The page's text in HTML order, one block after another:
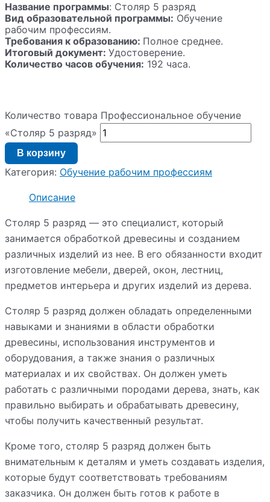
Название программы: Столяр 5 разряд
Вид образовательной программы: Обучение
рабочим профессиям.
Требования к образованию: Полное среднее.
Итоговый документ: Удостоверение.
Количество часов обучения: 192 часа.
Количество товара Профессиональное обучение
«Столяр 5 разряд»
В корзину
Категория: Обучение рабочим профессиям
Описание
Столяр 5 разряд — это специалист, который
занимается обработкой древесины и созданием
различных изделий из нее. В его обязанности входит
изготовление мебели, дверей, окон, лестниц,
предметов интерьера и других изделий из дерева.
Столяр 5 разряд должен обладать определенными
навыками и знаниями в области обработки
древесины, использования инструментов и
оборудования, а также знания о различных
материалах и их свойствах. Он должен уметь
работать с различными породами дерева, знать, как
правильно выбирать и обрабатывать древесину,
чтобы получить качественный результат.
Кроме того, столяр 5 разряд должен быть
внимательным к деталям и уметь создавать изделия,
которые будут соответствовать требованиям
заказчика. Он должен быть готов к работе в